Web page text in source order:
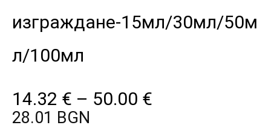
изграждане-15мл/30мл/50м
л/100мл
14.32 € – 50.00 €
28.01 BGN